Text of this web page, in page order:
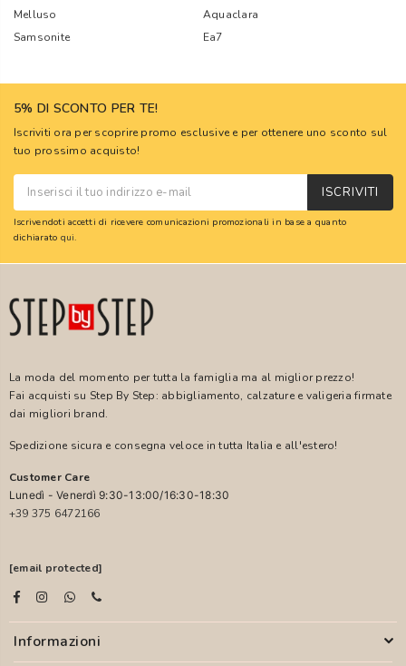
Melluso
Aquaclara
Samsonite
Ea7
5% DI SCONTO PER TE!
Iscriviti ora per scoprire promo esclusive e per ottenere uno sconto sul
tuo prossimo acquisto!
ISCRIVITI
Iscrivendoti accetti di ricevere comunicazioni promozionali in base a quanto
dichiarato qui.
La moda del momento per tutta la famiglia ma al miglior prezzo!
Fai acquisti su Step By Step: abbigliamento, calzature e valigeria firmate
dai migliori brand.
Spedizione sicura e consegna veloce in tutta Italia e all'estero!
Customer Care
Lunedì - Venerdì 9:30-13:00/16:30-18:30
+39 375 6472166
[email protected]
Informazioni